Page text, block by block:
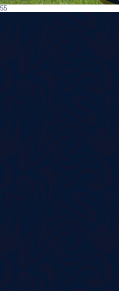
55